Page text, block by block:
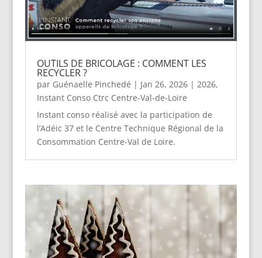
OUTILS DE BRICOLAGE : COMMENT LES
RECYCLER ?
par Guénaelle Pinchedé | Jan 26, 2026| 2026,
Instant Conso Ctrc Centre-Val-de-Loire
Instant conso réalisé avec la participation de
l’Adéic 37 et le Centre Technique Régional de la
Consommation Centre-Val de Loire.